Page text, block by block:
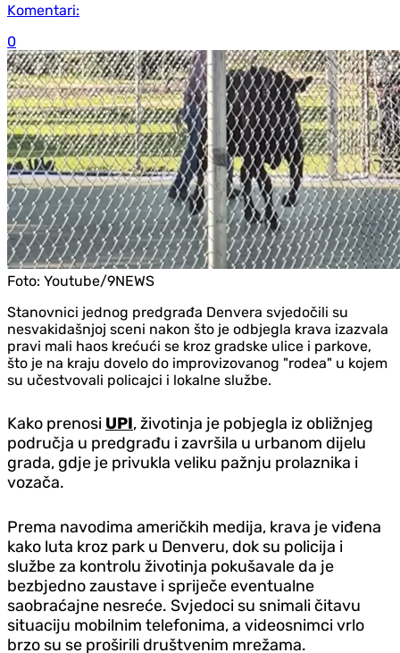
Komentari:
0
Foto: Youtube/9NEWS
Stanovnici jednog predgrađa Denvera svjedočili su
nesvakidašnjoj sceni nakon što je odbjegla krava izazvala
pravi mali haos krećući se kroz gradske ulice i parkove,
što je na kraju dovelo do improvizovanog "rodea" u kojem
su učestvovali policajci i lokalne službe.
Kako prenosi UPI, životinja je pobjegla iz obližnjeg
područja u predgrađu i završila u urbanom dijelu
grada, gdje je privukla veliku pažnju prolaznika i
vozača.
Prema navodima američkih medija, krava je viđena
kako luta kroz park u Denveru, dok su policija i
službe za kontrolu životinja pokušavale da je
bezbjedno zaustave i spriječe eventualne
saobraćajne nesreće. Svjedoci su snimali čitavu
situaciju mobilnim telefonima, a videosnimci vrlo
brzo su se proširili društvenim mrežama.